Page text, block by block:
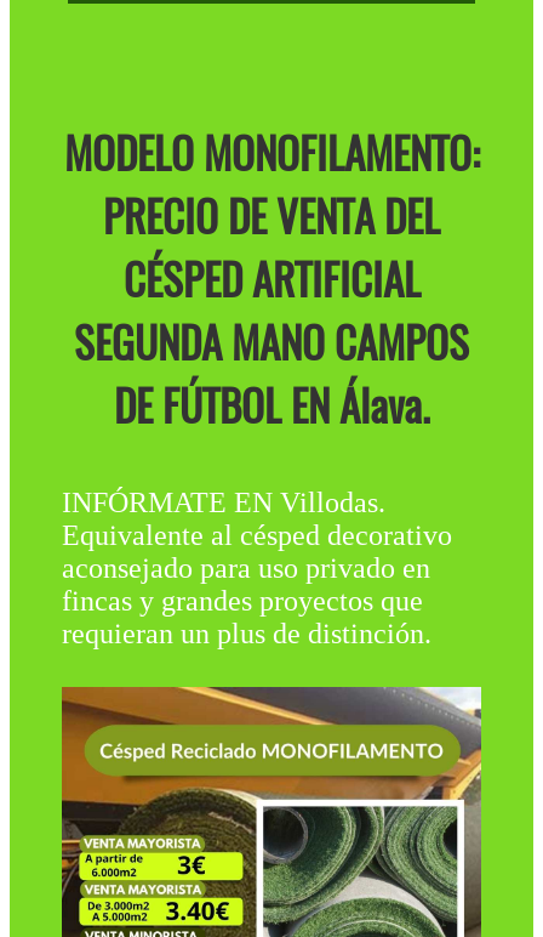
MODELO MONOFILAMENTO:
PRECIO DE VENTA DEL
CÉSPED ARTIFICIAL
SEGUNDA MANO CAMPOS
DE FÚTBOL EN Álava.
INFÓRMATE EN Villodas.
Equivalente al césped decorativo
aconsejado para uso privado en
fincas y grandes proyectos que
requieran un plus de distinción.